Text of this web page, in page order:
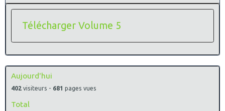
Télécharger Volume 5
Aujourd'hui
402 visiteurs - 681 pages vues
Total